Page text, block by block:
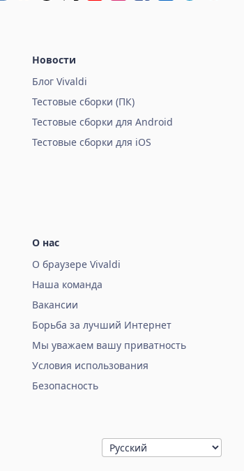
Новости
Блог Vivaldi
Тестовые сборки (ПК)
Тестовые сборки для Android
Тестовые сборки для iOS
О нас
О браузере Vivaldi
Наша команда
Вакансии
Борьба за лучший Интернет
Мы уважаем вашу приватность
Условия использования
Безопасность